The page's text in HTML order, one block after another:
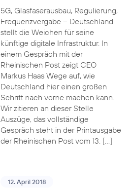
5G, Glasfaserausbau, Regulierung,
Frequenzvergabe – Deutschland
stellt die Weichen für seine
künftige digitale Infrastruktur. In
einem Gespräch mit der
Rheinischen Post zeigt CEO
Markus Haas Wege auf, wie
Deutschland hier einen großen
Schritt nach vorne machen kann.
Wir zitieren an dieser Stelle
Auszüge, das vollständige
Gespräch steht in der Printausgabe
der Rheinischen Post vom 13. […]
12. April 2018